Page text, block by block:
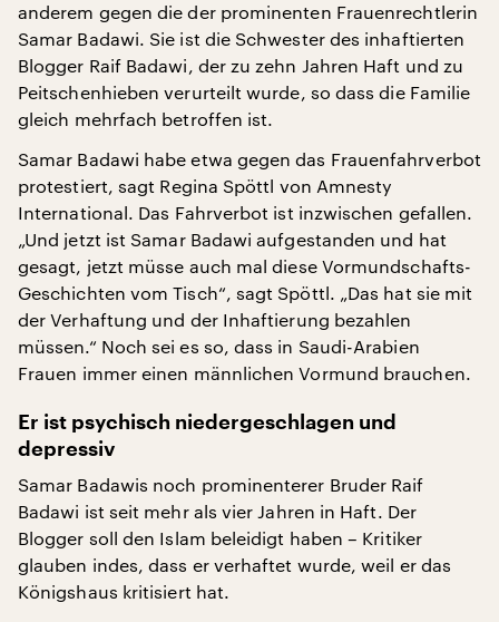
anderem gegen die der prominenten Frauenrechtlerin
Samar Badawi. Sie ist die Schwester des inhaftierten
Blogger Raif Badawi, der zu zehn Jahren Haft und zu
Peitschenhieben verurteilt wurde, so dass die Familie
gleich mehrfach betroffen ist.
Samar Badawi habe etwa gegen das Frauenfahrverbot
protestiert, sagt Regina Spöttl von Amnesty
International. Das Fahrverbot ist inzwischen gefallen.
„Und jetzt ist Samar Badawi aufgestanden und hat
gesagt, jetzt müsse auch mal diese Vormundschafts-
Geschichten vom Tisch“, sagt Spöttl. „Das hat sie mit
der Verhaftung und der Inhaftierung bezahlen
müssen.“ Noch sei es so, dass in Saudi-Arabien
Frauen immer einen männlichen Vormund brauchen.
Er ist psychisch niedergeschlagen und
depressiv
Samar Badawis noch prominenterer Bruder Raif
Badawi ist seit mehr als vier Jahren in Haft. Der
Blogger soll den Islam beleidigt haben – Kritiker
glauben indes, dass er verhaftet wurde, weil er das
Königshaus kritisiert hat.